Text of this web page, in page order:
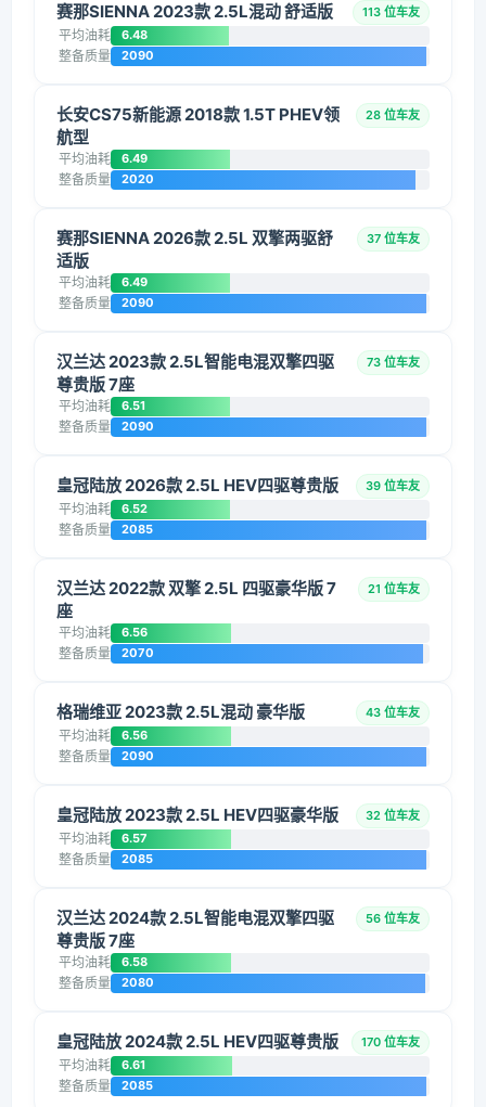
赛那SIENNA 2023款 2.5L混动 舒适版 113 位车友
平均油耗 6.48
整备质量 2090
长安CS75新能源 2018款 1.5T PHEV领
航型
28 位车友
平均油耗 6.49
整备质量 2020
赛那SIENNA 2026款 2.5L 双擎两驱舒
适版
37 位车友
平均油耗 6.49
整备质量 2090
汉兰达 2023款 2.5L智能电混双擎四驱
尊贵版 7座
73 位车友
平均油耗 6.51
整备质量 2090
皇冠陆放 2026款 2.5L HEV四驱尊贵版 39 位车友
平均油耗 6.52
整备质量 2085
汉兰达 2022款 双擎 2.5L 四驱豪华版 7
座
21 位车友
平均油耗 6.56
整备质量 2070
格瑞维亚 2023款 2.5L混动 豪华版 43 位车友
平均油耗 6.56
整备质量 2090
皇冠陆放 2023款 2.5L HEV四驱豪华版 32 位车友
平均油耗 6.57
整备质量 2085
汉兰达 2024款 2.5L智能电混双擎四驱
尊贵版 7座
56 位车友
平均油耗 6.58
整备质量 2080
皇冠陆放 2024款 2.5L HEV四驱尊贵版 170 位车友
平均油耗 6.61
整备质量 2085